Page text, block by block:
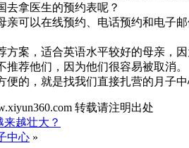
去拿医生的预约表呢？
亲可以在线预约、电话预约和电子
方案，适合英语水平较好的母亲，
推荐他们，因为他们很容易被取消。
便的，就是找我们直接扎营的月子
转载请注明出处
越壮大？
中心 »